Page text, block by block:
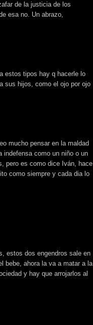
de la justicia de los
esa no. Un abrazo,
estos tipos hay q hacerle lo
sus hijos, como el ojo por ojo
mucho pensar en la maldad
indefensa como un niño o un
pero es como dice Iván, hace
como siempre y cada dia lo
estos dos engendros sale en
bebe, ahora la va a matar a la
y hay que arrojarlos al